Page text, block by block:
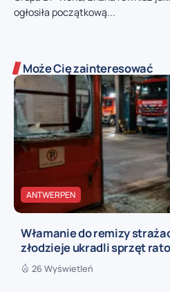
ogłosiła początkową...
Może Cię zainteresować
ANTWERPEN
Włamanie do remizy
złodzieje ukradli sprzęt
26 Wyświetleń